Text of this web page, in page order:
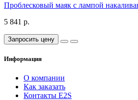
Проблесковый маяк с лампой
5 841 р.
Запросить цену
Информация
О компании
Как заказать
Контакты E2S